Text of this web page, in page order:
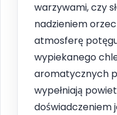
warzywami, czy
nadzieniem
atmosferę
wypiekanego
aromatycznych
wypełniają
doświadczeniem